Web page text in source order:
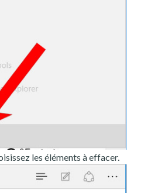
les éléments à effacer.